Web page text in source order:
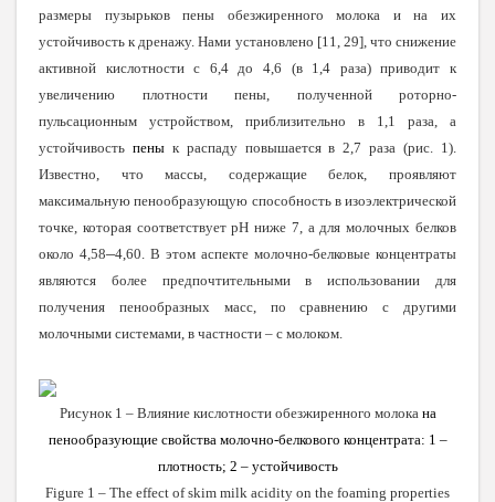
размеры пузырьков пены обезжиренного молока и на их
устойчивость к дренажу. Нами установлено [11, 29], что снижение
активной кислотности с 6,4 до 4,6 (в 1,4 раза) приводит к
увеличению плотности пены, полученной роторно-
пульсационным устройством, приблизительно в 1,1 раза, а
устойчивость пенык распаду повышается в 2,7 раза (рис. 1).
Известно, что массы, содержащие белок, проявляют
максимальную пенообразующую способность в изоэлектрической
точке, которая соответствует рН ниже 7, а для молочных белков
около 4,58–4,60. В этом аспекте молочно-белковые концентраты
являются более предпочтительными в использовании для
получения пенообразных масс, по сравнению с другими
молочными системами, в частности – с молоком.
Рисунок 1 – Влияние кислотности обезжиренного молока на
пенообразующие свойства молочно-белкового концентрата: 1 –
плотность; 2 – устойчивость
Figure 1 – The effect of skim milk acidity on the foaming properties